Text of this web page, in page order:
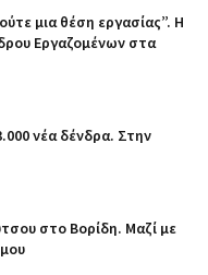
μια θέση εργασίας”. Η
Εργαζομένων στα
νέα δένδρα. Στην
στο Βορίδη. Μαζί με